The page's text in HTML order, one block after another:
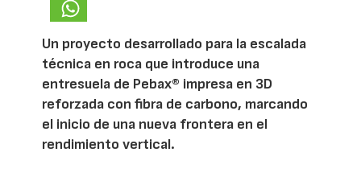
Un proyecto desarrollado para la escalada
técnica en roca que introduce una
entresuela de Pebax® impresa en 3D
reforzada con fibra de carbono, marcando
el inicio de una nueva frontera en el
rendimiento vertical.